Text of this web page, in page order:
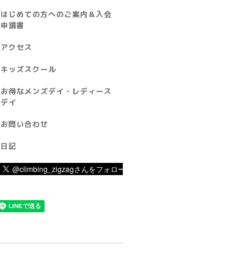
はじめての方へのご案内＆入会
申請書
アクセス
キッズスクール
お得なメンズデイ・レディース
デイ
お問い合わせ
日記